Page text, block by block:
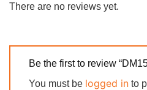
There are no reviews yet.
Be the first to review
You must be logged in to